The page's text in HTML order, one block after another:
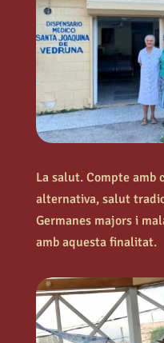
La salut. Compte amb
alternativa, salut
Germanes majors i
amb aquesta finalitat.